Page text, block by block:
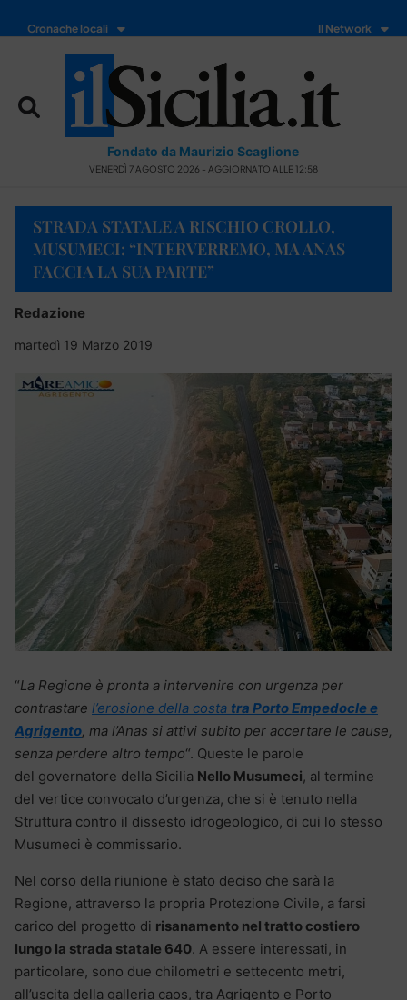
Cronache locali Il Network
Fondato da Maurizio Scaglione
VENERDÌ 7 AGOSTO 2026 - AGGIORNATO ALLE 12:58
STRADA STATALE A RISCHIO CROLLO,
MUSUMECI: “INTERVERREMO, MA ANAS
FACCIA LA SUA PARTE”
Redazione
martedì 19 Marzo 2019
“La Regione è pronta a intervenire con urgenza per
contrastare l’erosione della costa tra Porto Empedocle e
Agrigento, ma l’Anas si attivi subito per accertare le cause,
senza perdere altro tempo“. Queste le parole
del governatore della Sicilia Nello Musumeci, al termine
del vertice convocato d’urgenza, che si è tenuto nella
Struttura contro il dissesto idrogeologico, di cui lo stesso
Musumeci è commissario.
Nel corso della riunione è stato deciso che sarà la
Regione, attraverso la propria Protezione Civile, a farsi
carico del progetto di risanamento nel tratto costiero
lungo la strada statale 640. A essere interessati, in
particolare, sono due chilometri e settecento metri,
all’uscita della galleria caos, tra Agrigento e Porto